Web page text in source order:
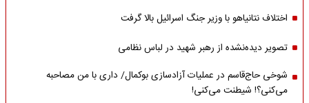
اختلاف نتانیاهو با وزیر جنگ اسرائیل بالا گرفت
تصویر دیده‌نشده از رهبر شهید در لباس نظامی
شوخی حاج‌قاسم در عملیات آزادسازی بوکمال/ داری با من مصاحبه‌
می‌کنی؟! شیطنت می‌کنی!